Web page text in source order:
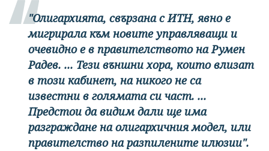
"Олигархията, свързана с ИТН, явно е
мигрирала към новите управляващи и
очевидно е в правителството на Румен
Радев. ... Тези външни хора, които влизат
в този кабинет, на никого не са
известни в голямата си част. ...
Предстои да видим дали ще има
разграждане на олигархичния модел, или
правителство на разпилените илюзии".